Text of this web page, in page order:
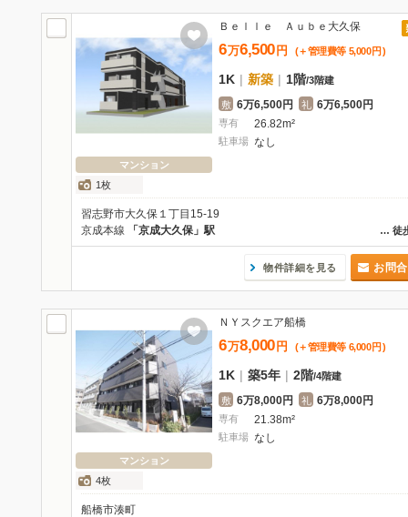
マンション
1枚
Ｂｅｌｌｅ Ａｕｂｅ大久保
6万6,500 円 (＋管理費等 5,000 円 )
1K | 新築 | 1階/3階建
敷 6万6,500円 礼 6万6,500円
専有 26.82m²
駐車場 なし
習志野市大久保１丁目15-19
… 徒
京成本線 「京成大久保」駅
物件詳細を見る お問
マンション
4枚
ＮＹスクエア船橋
6万8,000 円 (＋管理費等 6,000 円 )
1K | 築5年 | 2階/4階建
敷 6万8,000円 礼 6万8,000円
専有 21.38m²
駐車場 なし
船橋市湊町